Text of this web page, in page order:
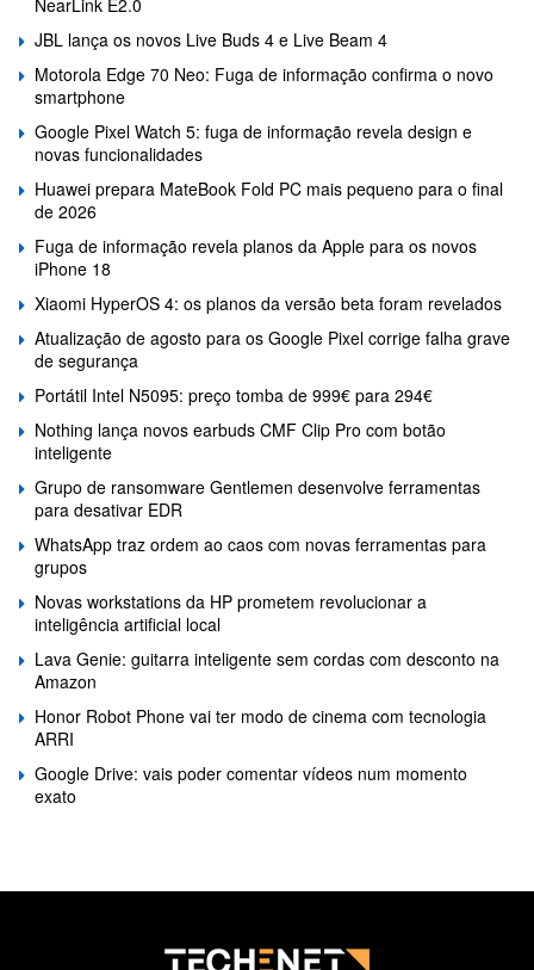
NearLink E2.0
JBL lança os novos Live Buds 4 e Live Beam 4
Motorola Edge 70 Neo: Fuga de informação confirma o novo
smartphone
Google Pixel Watch 5: fuga de informação revela design e
novas funcionalidades
Huawei prepara MateBook Fold PC mais pequeno para o final
de 2026
Fuga de informação revela planos da Apple para os novos
iPhone 18
Xiaomi HyperOS 4: os planos da versão beta foram revelados
Atualização de agosto para os Google Pixel corrige falha grave
de segurança
Portátil Intel N5095: preço tomba de 999€ para 294€
Nothing lança novos earbuds CMF Clip Pro com botão
inteligente
Grupo de ransomware Gentlemen desenvolve ferramentas
para desativar EDR
WhatsApp traz ordem ao caos com novas ferramentas para
grupos
Novas workstations da HP prometem revolucionar a
inteligência artificial local
Lava Genie: guitarra inteligente sem cordas com desconto na
Amazon
Honor Robot Phone vai ter modo de cinema com tecnologia
ARRI
Google Drive: vais poder comentar vídeos num momento
exato